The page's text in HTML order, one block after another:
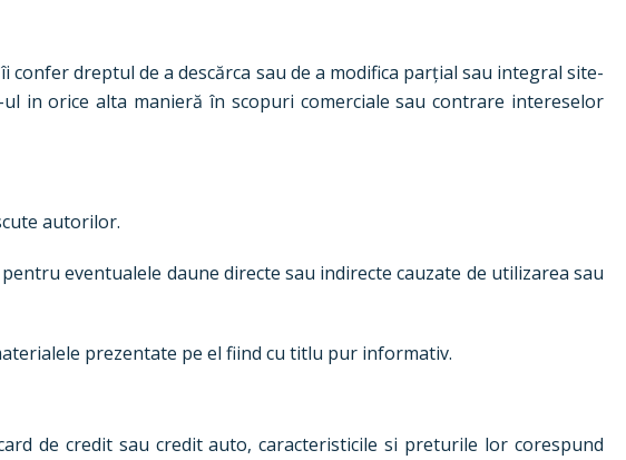
confer dreptul de a descărca sau de a modifica parțial sau integral site-
in orice alta manieră în scopuri comerciale sau contrare intereselor
autorilor.
eventualele daune directe sau indirecte cauzate de utilizarea sau
prezentate pe el fiind cu titlu pur informativ.
de credit sau credit auto, caracteristicile si preturile lor corespund